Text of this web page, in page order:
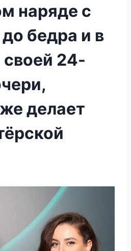
наряде с
бедра и в
24-
делает